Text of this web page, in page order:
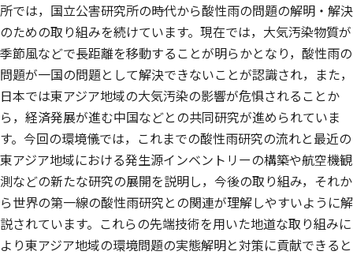
所では，国立公害研究所の時代から酸性雨の問題の解明・解決
のための取り組みを続けています。現在では，大気汚染物質が
季節風などで長距離を移動することが明らかとなり，酸性雨の
問題が一国の問題として解決できないことが認識され，また，
日本では東アジア地域の大気汚染の影響が危惧されることか
ら，経済発展が進む中国などとの共同研究が進められていま
す。今回の環境儀では，これまでの酸性雨研究の流れと最近の
東アジア地域における発生源インベントリーの構築や航空機観
測などの新たな研究の展開を説明し，今後の取り組み，それか
ら世界の第一線の酸性雨研究との関連が理解しやすいように解
説されています。これらの先端技術を用いた地道な取り組みに
より東アジア地域の環境問題の実態解明と対策に貢献できると